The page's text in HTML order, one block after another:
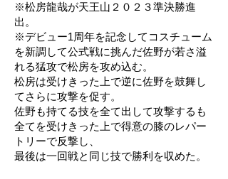
※松房龍哉が天王山２０２３準決勝進
出。
※デビュー1周年を記念してコスチューム
を新調して公式戦に挑んだ佐野が若さ溢
れる猛攻で松房を攻め込む。
松房は受けきった上で逆に佐野を鼓舞し
てさらに攻撃を促す。
佐野も持てる技を全て出して攻撃するも
全てを受けきった上で得意の膝のレパー
トリーで反撃し、
最後は一回戦と同じ技で勝利を収めた。